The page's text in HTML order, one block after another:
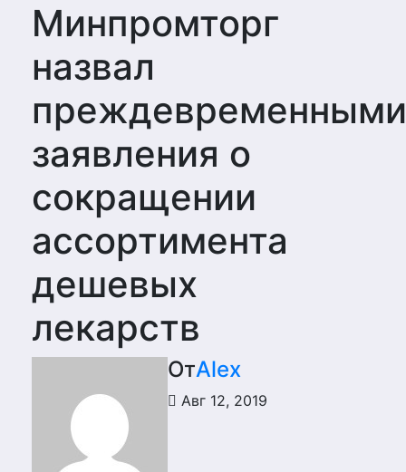
Минпромторг
назвал
преждевременными
заявления о
сокращении
ассортимента
дешевых
лекарств
ОтAlex
Авг 12, 2019